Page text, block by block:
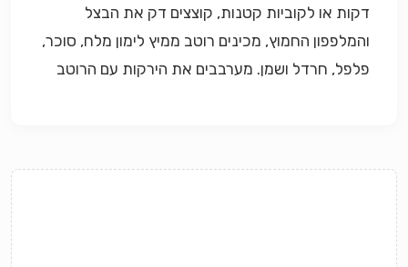
דקות או לקוביות קטנות, קוצצים דק את הבצל
והמלפפון החמוץ, מכינים רוטב ממיץ לימון מלח, סוכר,
פלפל, חרדל ושמן. מערבבים את הירקות עם הרוטב